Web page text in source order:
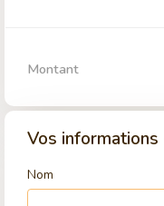
Montant
Vos informations
Nom